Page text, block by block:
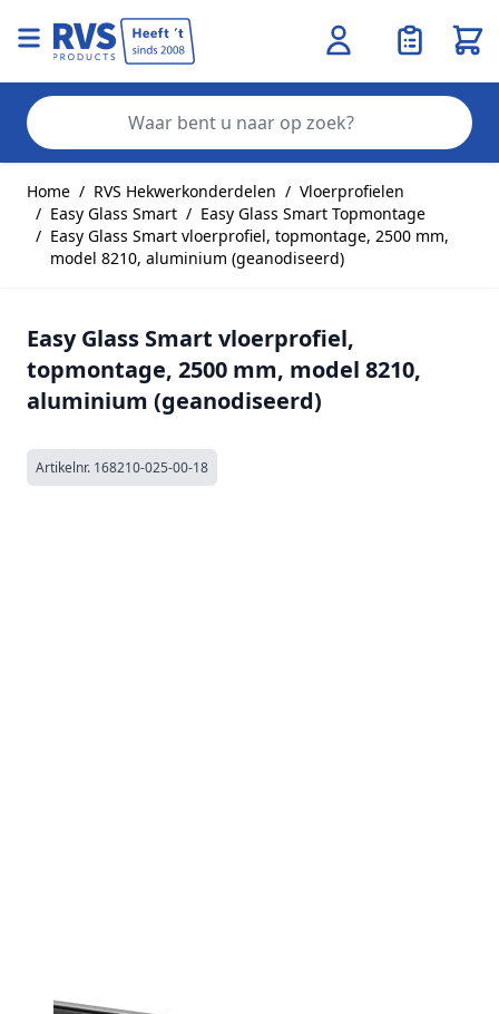
Home / RVS Hekwerkonderdelen / Vloerprofielen
/ Easy Glass Smart / Easy Glass Smart Topmontage
/ Easy Glass Smart vloerprofiel, topmontage, 2500 mm,
model 8210, aluminium (geanodiseerd)
Easy Glass Smart vloerprofiel,
topmontage, 2500 mm, model 8210,
aluminium (geanodiseerd)
Artikelnr. 168210-025-00-18